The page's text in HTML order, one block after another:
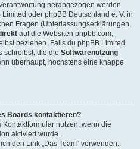
herangezogen werden
oder phpBB Deutschland e. V. in
Fragen (Unterlassungserklärungen,
auf die Websiten phpbb.com,
beziehen. Falls du phpBB Limited
schreibst, die die Softwarenutzung
überhaupt, höchstens eine knappe
Boards kontaktieren?
nutzen, wenn die
aktiviert wurde.
den Link „Das Team“ verwenden.